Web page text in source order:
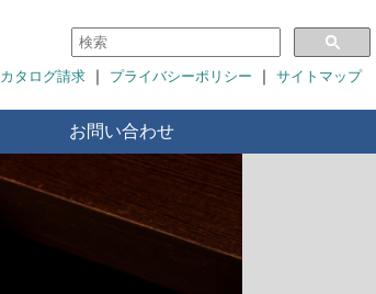
カタログ請求｜ プライバシーポリシー ｜ サイトマップ
お問い合わせ